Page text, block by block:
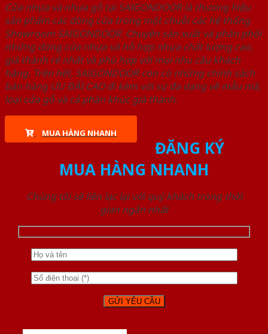
Cửa nhựa và nhựa gỗ tại SAIGONDOOR là thương hiệu
sản phẩm các dòng cửa trong một chuỗi các hệ thống
Showroom SAIGONDOOR. Chuyên sản xuất và phân phối
những dòng cửa nhựa và hỗ hợp nhựa chất lượng cao,
giá thành rẻ nhất và phù hợp với mọi nhu cầu khách
hàng. Trên hết, SAIGONDOOR còn có những chính sách
bán hàng ƯU ĐÃI CAO đi kèm với sự đa dạng về mẫu mã,
loại cửa gỗ và cả phân khúc giá thành.
MUA HÀNG NHANH
ĐĂNG KÝ
MUA HÀNG NHANH
Chúng tôi sẽ liên lạc lại với quý khách trong thời
gian ngắn nhất